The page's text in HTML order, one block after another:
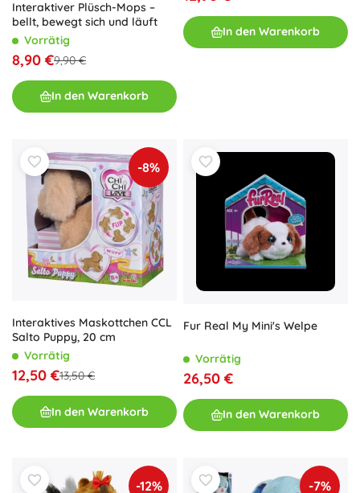
Interaktiver Plüsch-Mops –
bellt, bewegt sich und läuft
Vorrätig
8,90 €9,90 €
In den Warenkorb
In den Warenkorb
-8%
Interaktives Maskottchen CCL
Salto Puppy, 20 cm
Vorrätig
12,50 €13,50 €
In den Warenkorb
Fur Real My Mini's Welpe
Vorrätig
26,50 €
In den Warenkorb
-12% -7%